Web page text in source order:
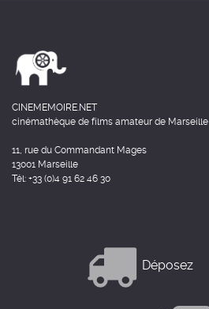
CINEMEMOIRE.NET
cinémathèque de films amateur de Marseille
11, rue du Commandant Mages
13001 Marseille
Tél: +33 (0)4 91 62 46 30
Déposez